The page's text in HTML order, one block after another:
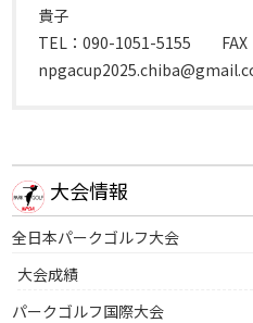
大会情報
全日本パークゴルフ大会
大会成績
パークゴルフ国際大会
貴子
TEL：090-1051-5155 FAX